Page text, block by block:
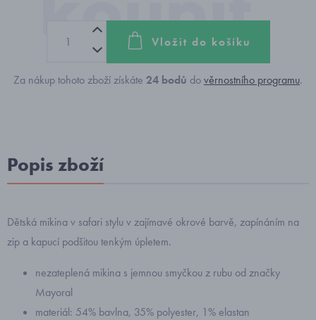
Vložit do košíku
Za nákup tohoto zboží získáte 24 bodů dověrnostního programu.
Popis zboží
Dětská mikina v safari stylu v zajímavé okrové barvě, zapínáním na
zip a kapucí podšitou tenkým úpletem.
nezateplená mikina s jemnou smyčkou z rubu od značky
Mayoral
materiál: 54% bavlna, 35% polyester, 1% elastan